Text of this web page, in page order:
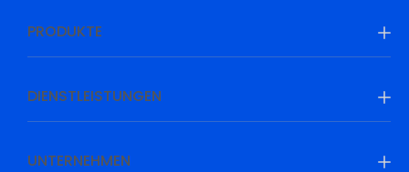
PRODUKTE
DIENSTLEISTUNGEN
UNTERNEHMEN